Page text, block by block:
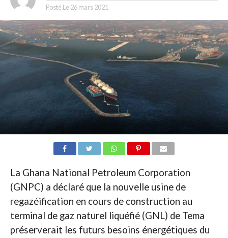
Posté Le 26 mars 2021
La Ghana National Petroleum Corporation
(GNPC) a déclaré que la nouvelle usine de
regazéification en cours de construction au
terminal de gaz naturel liquéfié (GNL) de Tema
préserverait les futurs besoins énergétiques du